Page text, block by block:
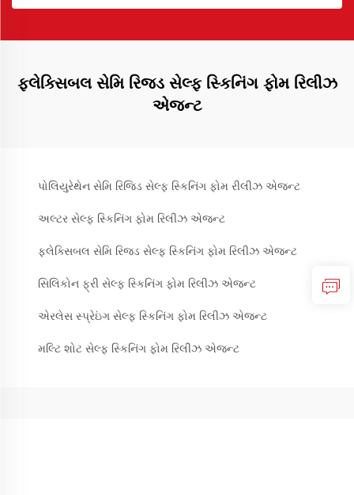
ફ્લેક્સિબલ સેમિ રિજ્ડ સેલ્ફ સ્કિનિંગ ફોમ રિલીઝ
એજન્ટ
પોલિયુરેથેન સેમિ રિજિડ સેલ્ફ સ્કિનિંગ ફોમ રીલીઝ એજન્ટ
અલ્ટર સેલ્ફ સ્કિનિંગ ફોમ રિલીઝ એજન્ટ
ફ્લેક્સિબલ સેમિ રિજ્ડ સેલ્ફ સ્કિનિંગ ફોમ રિલીઝ એજન્ટ
સિલિકોન ફ્રી સેલ્ફ સ્કિનિંગ ફોમ રિલીઝ એજન્ટ
એરલેસ સ્પ્રેઇંગ સેલ્ફ સ્કિનિંગ ફોમ રિલીઝ એજન્ટ
મલ્ટિ શોટ સેલ્ફ સ્કિનિંગ ફોમ રિલીઝ એજન્ટ